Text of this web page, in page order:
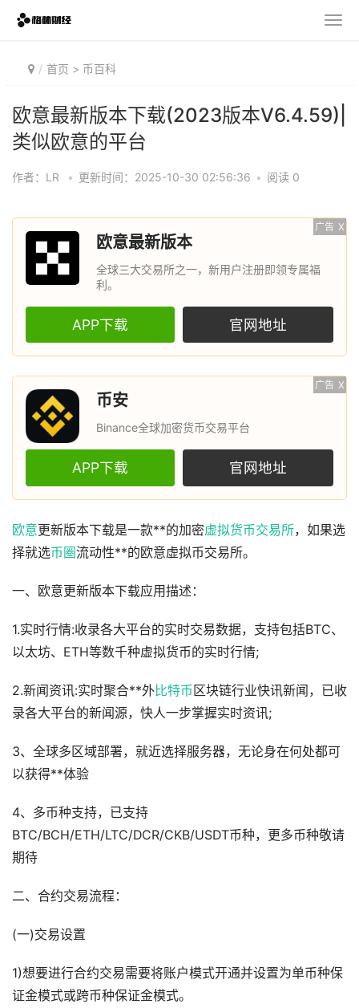
首页 > 币百科
欧意最新版本下载(2023版本V6.4.59)|
类似欧意的平台
作者：LR • 更新时间：2025-10-30 02:56:36 • 阅读 0
广告 X
欧意最新版本
全球三大交易所之一，新用户注册即领专属福
利。
APP下载 官网地址
广告 X
币安
Binance全球加密货币交易平台
APP下载 官网地址
欧意更新版本下载是一款**的加密虚拟货币交易所，如果选
择就选币圈流动性**的欧意虚拟币交易所。
一、欧意更新版本下载应用描述：
1.实时行情:收录各大平台的实时交易数据，支持包括BTC、
以太坊、ETH等数千种虚拟货币的实时行情;
2.新闻资讯:实时聚合**外比特币区块链行业快讯新闻，已收
录各大平台的新闻源，快人一步掌握实时资讯;
3、全球多区域部署，就近选择服务器，无论身在何处都可
以获得**体验
4、多币种支持，已支持
BTC/BCH/ETH/LTC/DCR/CKB/USDT币种，更多币种敬请
期待
二、合约交易流程：
(一)交易设置
1)想要进行合约交易需要将账户模式开通并设置为单币种保
证金模式或跨币种保证金模式。